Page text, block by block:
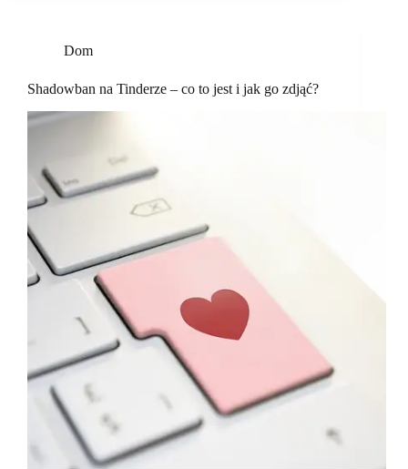
Dom
Shadowban na Tinderze – co to jest i jak go zdjąć?